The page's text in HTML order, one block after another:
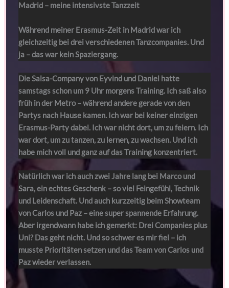
Madrid – meine intensivste Tanzzeit
Während meiner Erasmus-Zeit in Madrid war ich
gleichzeitig bei drei verschiedenen Tanzcompanies. Und
ja – das war kein Spaziergang.
Die Salsa-Company von Eyvind und Daniel hatte
samstags schon um 9 Uhr morgens Training. Ich saß also
früh in der Metro – während andere gerade von den
Partys nach Hause kamen. Ich war bei keiner einzigen
Erasmus-Party dabei. Ich war nicht dort, um zu feiern. Ich
war dort, um zu tanzen, zu lernen, zu wachsen. Und ich
habe mich voll und ganz auf das Training konzentriert.
Natürlich war ich auch zwei Jahre lang bei Marco und
Sara, ein echtes Geschenk – so viel Feingefühl, Technik
und Leidenschaft. Und auch kurzzeitig beim Showteam
von Carlos und Paz – eine super spannende Erfahrung.
Aber irgendwann habe ich gemerkt: Drei Companies plus
Uni? Das geht nicht. Und so schwer es mir fiel – ich
musste Prioritäten setzen und das Team von Carlos und
Paz wieder verlassen.